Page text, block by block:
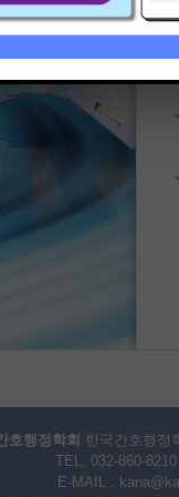
호행정학회 한국간호행정
TEL. 032-860-
E-MAIL :